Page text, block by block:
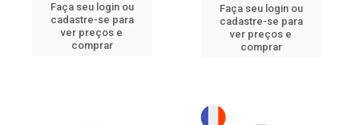
Faça seu login ou
cadastre-se para
ver preços e
comprar
Faça seu login ou
cadastre-se para
ver preços e
comprar